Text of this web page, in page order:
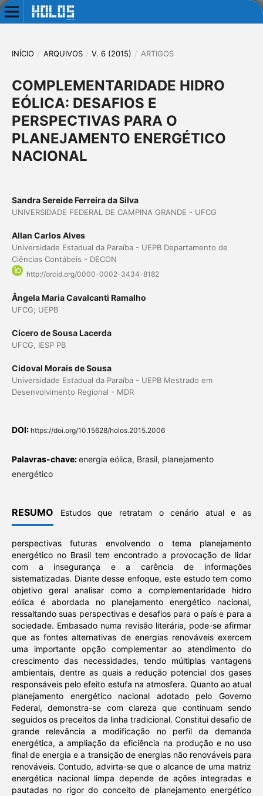
INÍCIO / ARQUIVOS / V. 6 (2015) / ARTIGOS
COMPLEMENTARIDADE HIDRO
EÓLICA: DESAFIOS E
PERSPECTIVAS PARA O
PLANEJAMENTO ENERGÉTICO
NACIONAL
Sandra Sereide Ferreira da Silva
UNIVERSIDADE FEDERAL DE CAMPINA GRANDE - UFCG
Allan Carlos Alves
Universidade Estadual da Paraíba - UEPB Departamento de
Ciências Contábeis - DECON
http://orcid.org/0000-0002-3434-8182
Ângela Maria Cavalcanti Ramalho
UFCG; UEPB
Cicero de Sousa Lacerda
UFCG, IESP PB
Cidoval Morais de Sousa
Universidade Estadual da Paraíba - UEPB Mestrado em
Desenvolvimento Regional - MDR
DOI: https://doi.org/10.15628/holos.2015.2006
Palavras-chave:energia eólica, Brasil, planejamento
energético
RESUMO Estudos que retratam o cenário atual e as
perspectivas futuras envolvendo o tema planejamento
energético no Brasil tem encontrado a provocação de lidar
com a insegurança e a carência de informações
sistematizadas. Diante desse enfoque, este estudo tem como
objetivo geral analisar como a complementaridade hidro
eólica é abordada no planejamento energético nacional,
ressaltando suas perspectivas e desafios para o país e para a
sociedade. Embasado numa revisão literária, pode-se afirmar
que as fontes alternativas de energias renováveis exercem
uma importante opção complementar ao atendimento do
crescimento das necessidades, tendo múltiplas vantagens
ambientais, dentre as quais a redução potencial dos gases
responsáveis pelo efeito estufa na atmosfera. Quanto ao atual
planejamento energético nacional adotado pelo Governo
Federal, demonstra-se com clareza que continuam sendo
seguidos os preceitos da linha tradicional. Constitui desafio de
grande relevância a modificação no perfil da demanda
energética, a ampliação da eficiência na produção e no uso
final de energia e a transição de energias não renováveis para
renováveis. Contudo, advirta-se que o alcance de uma matriz
energética nacional limpa depende de ações integradas e
pautadas no rigor do conceito de planejamento energético